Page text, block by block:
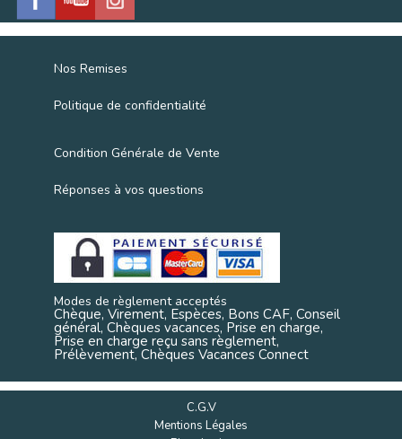
Nos Remises
Politique de confidentialité
Condition Générale de Vente
Réponses à vos questions
Modes de règlement acceptés
Chèque, Virement, Espèces, Bons CAF, Conseil
général, Chèques vacances, Prise en charge,
Prise en charge reçu sans règlement,
Prélèvement, Chèques Vacances Connect
C.G.V
Mentions Légales